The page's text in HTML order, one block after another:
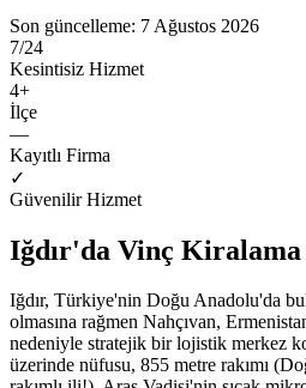
Son güncelleme: 7 Ağustos 2026
7/24
Kesintisiz Hizmet
4+
İlçe
—
Kayıtlı Firma
✓
Güvenilir Hizmet
Iğdır'da Vinç
Iğdır, Türkiye'nin Doğu Anadolu'da
olmasına rağmen Nahçıvan,
nedeniyle stratejik bir lojistik merkez
üzerinde nüfusu, 855 metre rakımı